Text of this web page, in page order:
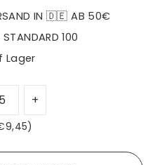
IN 🇩🇪 AB 50€
100
Lager